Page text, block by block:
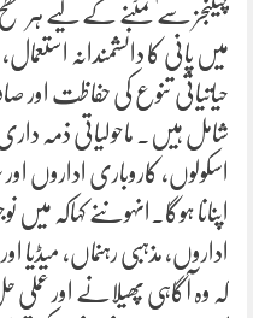
چیلنجز سے نمٹنے کے لیے ہر
میں پانی کا دانشمندانہ
حیاتیاتی تنوع کی حفاظت اور
شامل ہیں۔ ماحولیاتی ذمہ
اسکولوں، کاروباری اداروں
اپنانا ہوگا۔انہوںنے کہاکہ میں
اداروں، مذہبی رہنماں، میڈیا
کہ وہ آگاہی پھیلانے اور